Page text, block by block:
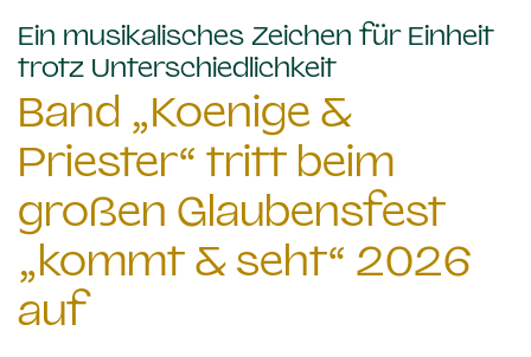
Ein musikalisches Zeichen für Einheit
trotz Unterschiedlichkeit:
Band „Koenige &
Priester“ tritt beim
großen Glaubensfest
„kommt & seht“ 2026
auf